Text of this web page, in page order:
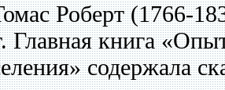
Роберт(1766-
Главная книга
содержала